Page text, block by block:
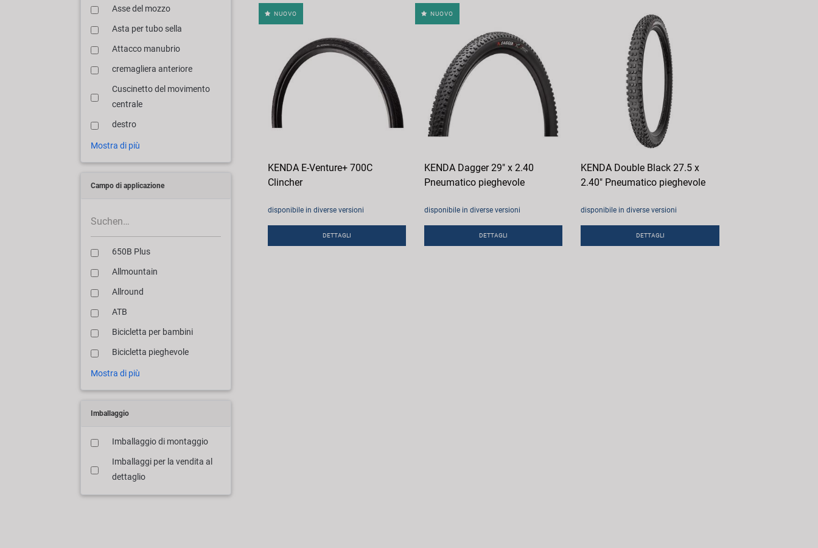
Asse del mozzo
Asta per tubo sella
Attacco manubrio
cremagliera anteriore
Cuscinetto del movimento
centrale
destro
Mostra di più
Campo di applicazione
650B Plus
Allmountain
Allround
ATB
Bicicletta per bambini
Bicicletta pieghevole
Mostra di più
Imballaggio
Imballaggio di montaggio
Imballaggi per la vendita al
dettaglio
NUOVO
KENDA E-Venture+ 700C
Clincher
disponibile in diverse versioni
DETTAGLI
NUOVO
KENDA Dagger 29" x 2.40
Pneumatico pieghevole
disponibile in diverse versioni
DETTAGLI
KENDA Double Black 27.5 x
2.40" Pneumatico pieghevole
disponibile in diverse versioni
DETTAGLI